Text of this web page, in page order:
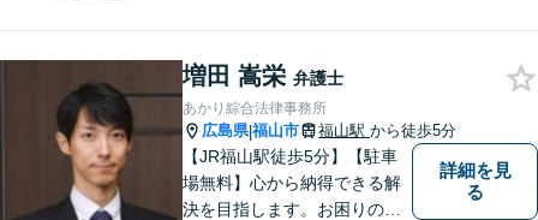
増田 嵩栄 弁護士
あかり綜合法律事務所
広島県|福山市 福山駅 から徒歩5分
【JR福山駅徒歩5分】【駐車
場無料】心から納得できる解
決を目指します。お困りの方
詳細を見
る